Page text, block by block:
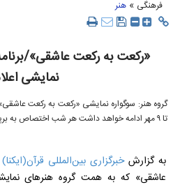
فرهنگی » هنر
«رکعت به رکعت عاشقی»/
نمایشی
تا ۹ مهر ادامه خواهد داشت هر شب اختصاص به برپایی یک مجلس تعزیه دارد.
به گزارشخبرگزاری بین‌المللی قرآن(ایکنا)
عاشقی» که به همت گروه هنرهای